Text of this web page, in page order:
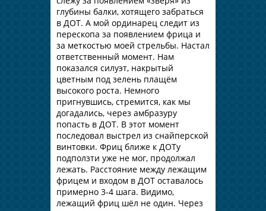
глубины балки, хотящего забраться
в ДОТ. А мой ординарец следит из
перескопа за появлением фрица и
за меткостью моей стрельбы. Настал
ответственный момент. Нам
показался силуэт, накрытый
цветным под зелень плащём
высокого роста. Немного
пригнувшись, стремится, как мы
догадались, через амбразуру
попасть в ДОТ. В этот момент
последовал выстрел из снайперской
винтовки. Фриц ближе к ДОТу
подползти уже не мог, продолжал
лежать. Расстояние между лежащим
фрицем и входом в ДОТ оставалось
примерно 3-4 шага. Видимо,
лежащий фриц шёл не один. Через